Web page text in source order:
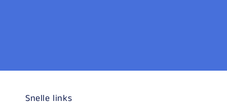
Snelle links